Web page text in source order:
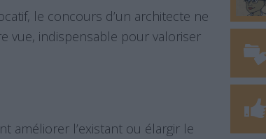
le concours d’un architecte ne
vue, indispensable pour valoriser
améliorer l’existant ou élargir le